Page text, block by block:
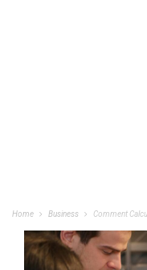
Home Business Comment